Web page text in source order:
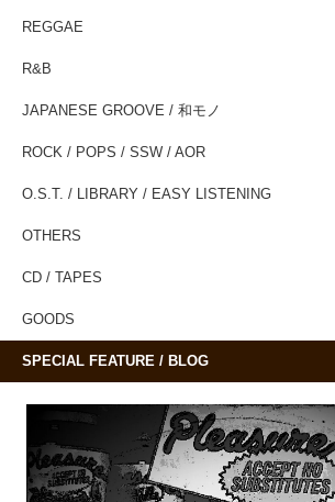
REGGAE
R&B
JAPANESE GROOVE / 和モノ
ROCK / POPS / SSW / AOR
O.S.T. / LIBRARY / EASY LISTENING
OTHERS
CD / TAPES
GOODS
SPECIAL FEATURE / BLOG